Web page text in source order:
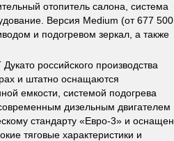
отопитель салона, система
Версия Medium (от 677 500
и подогревом зеркал, а также
российского производства
и штатно оснащаются
емкости, системой подогрева
дизельным двигателем
стандарту «Евро-3» и оснащен
тяговые характеристики и